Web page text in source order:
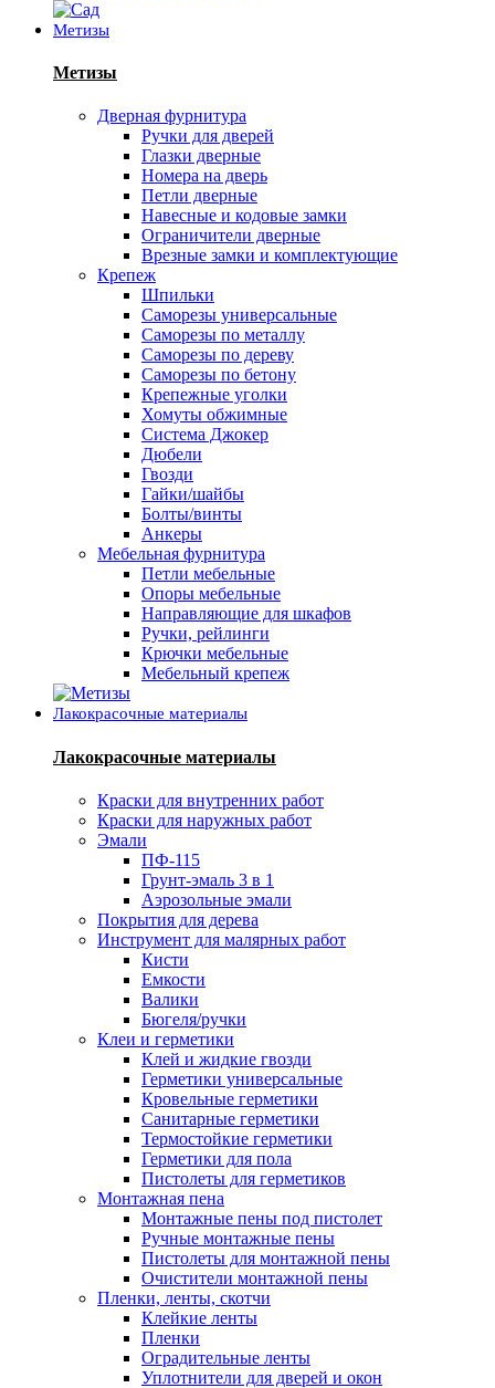
Метизы
Метизы
Дверная фурнитура
Ручки для дверей
Глазки дверные
Номера на дверь
Петли дверные
Навесные и кодовые замки
Ограничители дверные
Врезные замки и комплектующие
Крепеж
Шпильки
Саморезы универсальные
Саморезы по металлу
Саморезы по дереву
Саморезы по бетону
Крепежные уголки
Хомуты обжимные
Система Джокер
Дюбели
Гвозди
Гайки/шайбы
Болты/винты
Анкеры
Мебельная фурнитура
Петли мебельные
Опоры мебельные
Направляющие для шкафов
Ручки, рейлинги
Крючки мебельные
Мебельный крепеж
Лакокрасочные материалы
Лакокрасочные материалы
Краски для внутренних работ
Краски для наружных работ
Эмали
ПФ-115
Грунт-эмаль 3 в 1
Аэрозольные эмали
Покрытия для дерева
Инструмент для малярных работ
Кисти
Емкости
Валики
Бюгеля/ручки
Клеи и герметики
Клей и жидкие гвозди
Герметики универсальные
Кровельные герметики
Санитарные герметики
Термостойкие герметики
Герметики для пола
Пистолеты для герметиков
Монтажная пена
Монтажные пены под пистолет
Ручные монтажные пены
Пистолеты для монтажной пены
Очистители монтажной пены
Пленки, ленты, скотчи
Клейкие ленты
Пленки
Оградительные ленты
Уплотнители для дверей и окон